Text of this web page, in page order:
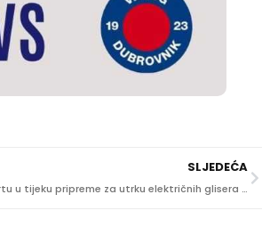
SLJEDEĆA
(FOTO) U Portu u tijeku pripreme za utrku električnih glisera E1